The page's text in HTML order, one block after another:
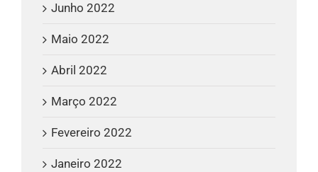
Junho 2022
Maio 2022
Abril 2022
Março 2022
Fevereiro 2022
Janeiro 2022